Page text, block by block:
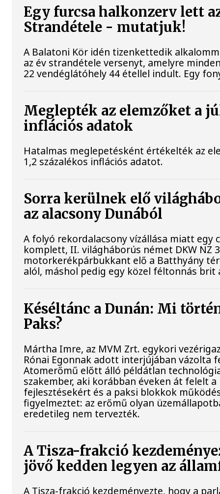
Egy furcsa halkonzerv lett
Strandétele - mutatjuk!
A Balatoni Kör idén tizenkettedik
az év strandétele versenyt, amelyre
22 vendéglátóhely 44 étellel indult. Egy
Meglepték az elemzőket a
inflációs adatok
Hatalmas meglepetésként értékelték az
1,2 százalékos inflációs adatot.
Sorra kerülnek elő
az alacsony Dunából
A folyó rekordalacsony vízállása miatt egy
komplett, II. világháborús német DKW NZ
motorkerékpárbukkant elő a Batthyány
alól, máshol pedig egy közel féltonnás brit
Késéltánc a Dunán: Mi
Paks?
Mártha Imre, az MVM Zrt. egykori
Rónai Egonnak adott interjújában vázolta
Atomerőmű előtt álló példátlan
szakember, aki korábban éveken át felelt
fejlesztésekért és a paksi blokkok
figyelmeztet: az erőmű olyan
eredetileg nem tervezték.
A Tisza-frakció
jövő kedden legyen az
A Tisza-frakció kezdeményezte, hogy a